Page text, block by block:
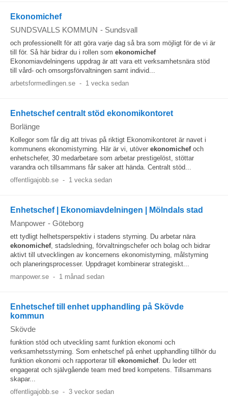
Ekonomichef
SUNDSVALLS KOMMUN - Sundsvall
och professionellt för att göra varje dag så bra som möjligt för de vi är
till för. Så här bidrar du i rollen som ekonomichef
Ekonomiavdelningens uppdrag är att vara ett verksamhetsnära stöd
till vård- och omsorgsförvaltningen samt individ...
arbetsformedlingen.se - 1 vecka sedan
Enhetschef centralt stöd ekonomikontoret
Borlänge
Kollegor som får dig att trivas på riktigt Ekonomikontoret är navet i
kommunens ekonomistyrning. Här är vi, utöver ekonomichefoch
enhetschefer, 30 medarbetare som arbetar prestigelöst, stöttar
varandra och tillsammans får saker att hända. Centralt stöd...
offentligajobb.se - 1 vecka sedan
Enhetschef | Ekonomiavdelningen | Mölndals stad
Manpower - Göteborg
ett tydligt helhetsperspektiv i stadens styrning. Du arbetar nära
ekonomichef, stadsledning, förvaltningschefer och bolag och bidrar
aktivt till utvecklingen av koncernens ekonomistyrning, målstyrning
och planeringsprocesser. Uppdraget kombinerar strategiskt...
manpower.se - 1 månad sedan
Enhetschef till enhet upphandling på Skövde
kommun
Skövde
funktion stöd och utveckling samt funktion ekonomi och
verksamhetsstyrning. Som enhetschef på enhet upphandling tillhör du
funktion ekonomi och rapporterar till ekonomichef. Du leder ett
engagerat och självgående team med bred kompetens. Tillsammans
skapar...
offentligajobb.se - 3 veckor sedan